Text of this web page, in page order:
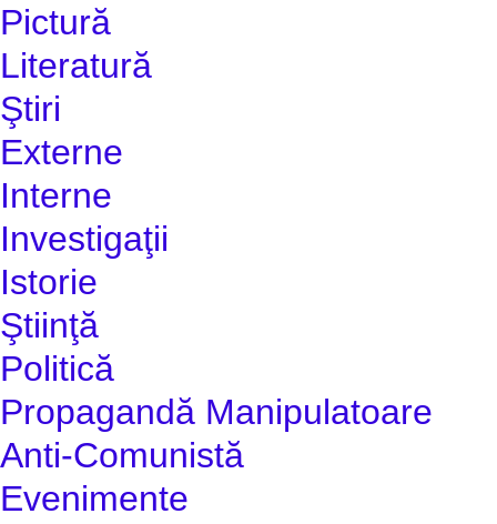
Pictură
Literatură
Ştiri
Externe
Interne
Investigaţii
Istorie
Ştiinţă
Politică
Propagandă Manipulatoare
Anti-Comunistă
Evenimente